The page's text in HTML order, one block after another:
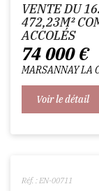
VENTE DU
472,23M²
ACCOLÉS
74 000 €
MARSANNAY LA
Voir le détail
Réf. : EN-00711